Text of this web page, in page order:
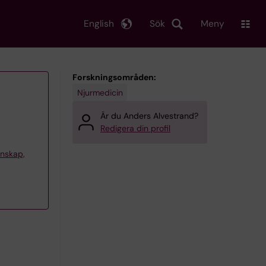
Sök
English Meny
Forskningsområden:
Njurmedicin
Är du Anders Alvestrand?
Redigera din profil